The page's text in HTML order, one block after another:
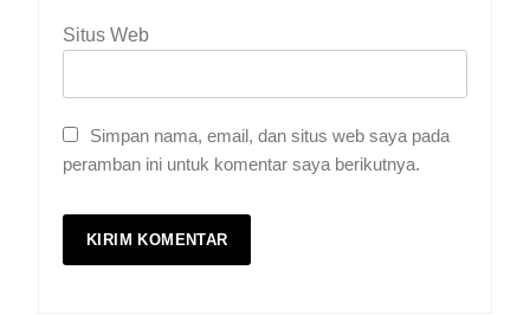
Situs Web
Simpan nama, email, dan situs web saya pada
peramban ini untuk komentar saya berikutnya.